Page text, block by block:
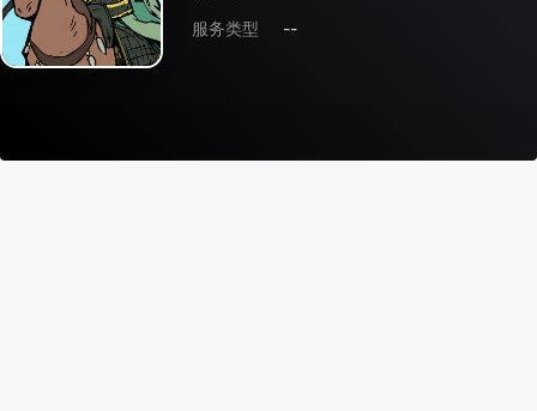
服务类型
--